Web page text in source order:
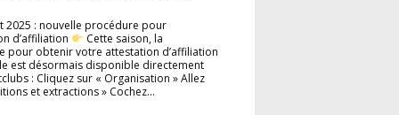
2025 : nouvelle procédure pour
d’affiliation
Cette saison, la
pour obtenir votre attestation d’affiliation
est désormais disponible directement
: Cliquez sur « Organisation » Allez
et extractions » Cochez...